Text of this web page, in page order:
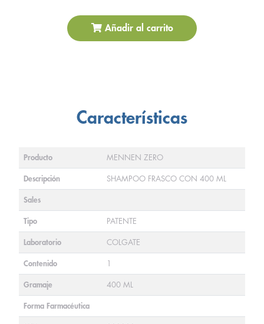
Añadir al carrito
Características
Producto MENNEN ZERO
Descripción SHAMPOO FRASCO CON 400 ML
Sales
Tipo PATENTE
Laboratorio COLGATE
Contenido 1
Gramaje 400 ML
Forma Farmacéutica